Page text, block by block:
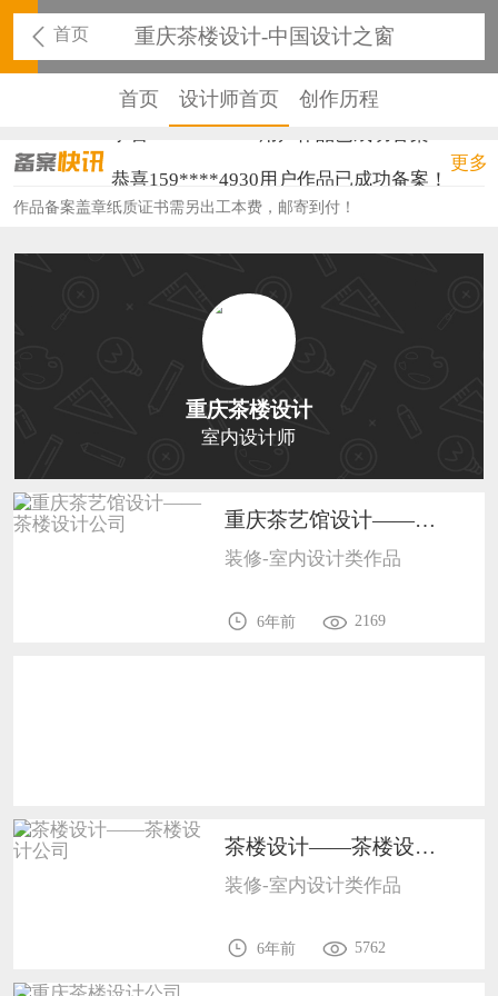
首页 重庆茶楼设计-中国设计之窗
首页 设计师首页 创作历程
恭喜136****9807用户作品已成功备案！
恭喜159****4930用户作品已成功备案！
恭喜150****6483用户作品已成功备案！
恭喜131****2473用户作品已成功备案！
恭喜159****4201用户作品已成功备案！
恭喜133****6466用户作品已成功备案！
恭喜131****1475用户作品已成功备案！
恭喜133****8874用户作品已成功备案！
恭喜138****8638用户作品已成功备案！
恭喜133****9020用户作品已成功备案！
更多
作品备案盖章纸质证书需另出工本费，邮寄到付！
重庆茶楼设计
室内设计师
重庆茶艺馆设计——茶楼设计公司1702
装修-室内设计类作品
6年前 2169
茶楼设计——茶楼设计公司1702
装修-室内设计类作品
6年前 5762